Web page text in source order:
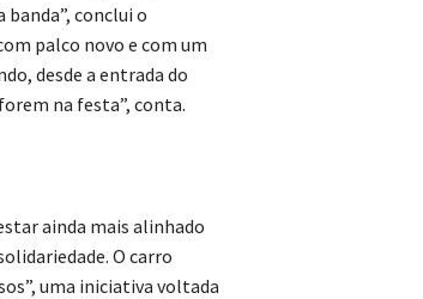
conclui o
palco novo e com um
desde a entrada do
na festa”, conta.
ainda mais alinhado
O carro
uma iniciativa voltada